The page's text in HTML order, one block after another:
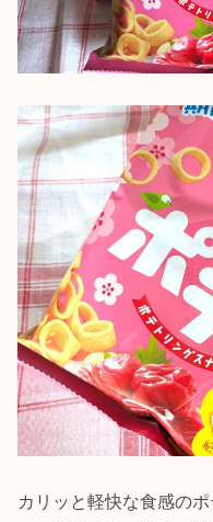
カリッと軽快な食感の